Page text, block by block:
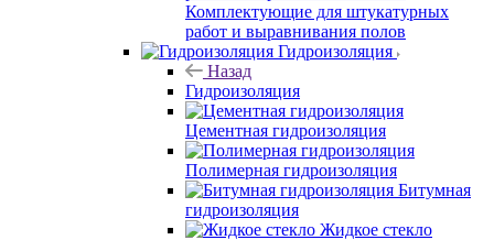
Комплектующие для штукатурных
работ и выравнивания полов
Гидроизоляция
Назад
Гидроизоляция
Цементная гидроизоляция
Полимерная гидроизоляция
Битумная
гидроизоляция
Жидкое стекло